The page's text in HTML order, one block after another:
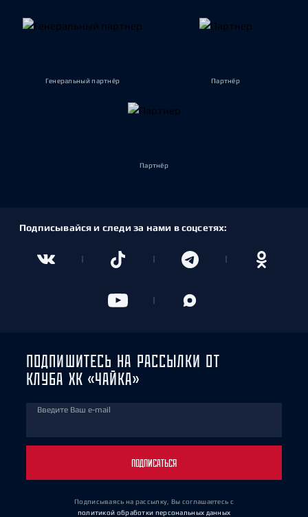
Генеральный партнёр Партнёр
Партнёр
Подписывайся и следи за нами в соцсетях:
ПОДПИШИТЕСЬ НА РАССЫЛКИ ОТ
КЛУБА ХК «ЧАЙКА»
Введите Ваш e-mail
ПОДПИСАТЬСЯ
Подписываясь на рассылку, Вы соглашаетесь с
политикой обработки персональных данных